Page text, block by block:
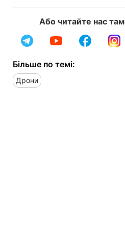
Або читайте нас
Більше по темі:
Дрони